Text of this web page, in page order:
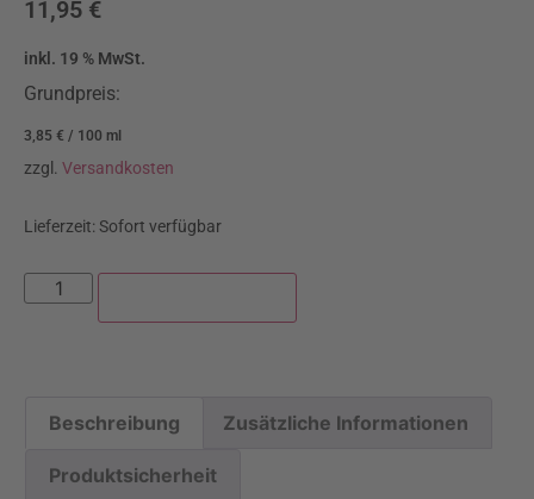
11,95 €
inkl. 19 % MwSt.
Grundpreis:
3,85 € / 100 ml
zzgl. Versandkosten
Lieferzeit:Sofort verfügbar
Beschreibung Zusätzliche Informationen
Produktsicherheit